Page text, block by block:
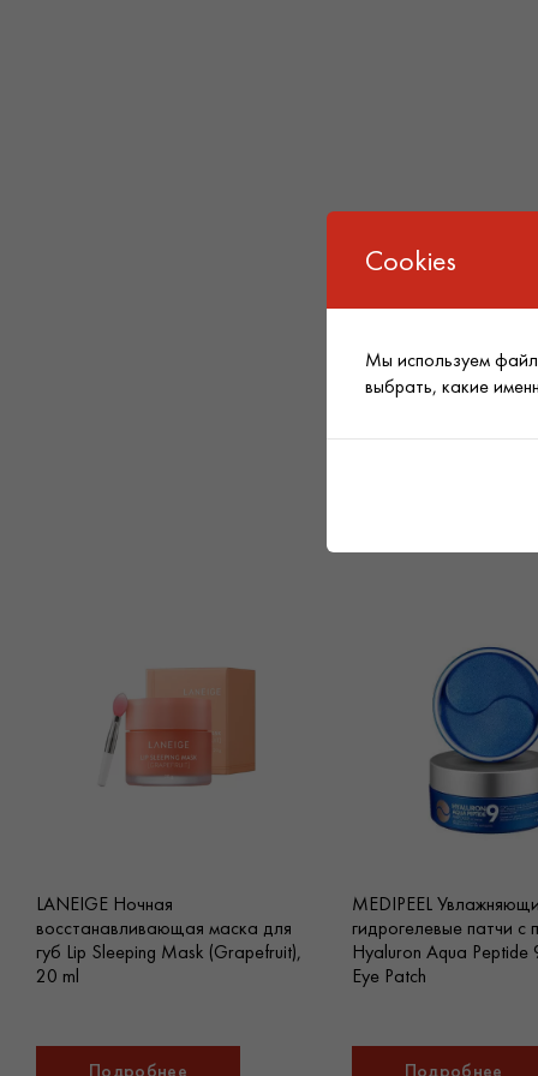
LANEIGE Ночная
восстанавливающая маска для
губ Lip Sleeping Mask (Grapefruit),
20 ml
Подробнее
MEDIPEEL
гидрогелевые патчи с
Hyaluron Aqua Peptide
Eye Patch
Подробнее
Cookies
Мы используем
выбрать, какие